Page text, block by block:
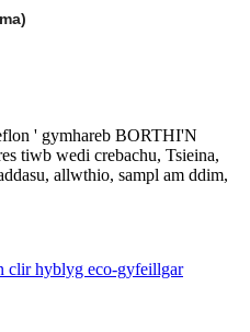
' gymhareb BORTHI'N
tiwb wedi crebachu, Tsieina,
allwthio, sampl am ddim,
clir hyblyg eco-gyfeillgar